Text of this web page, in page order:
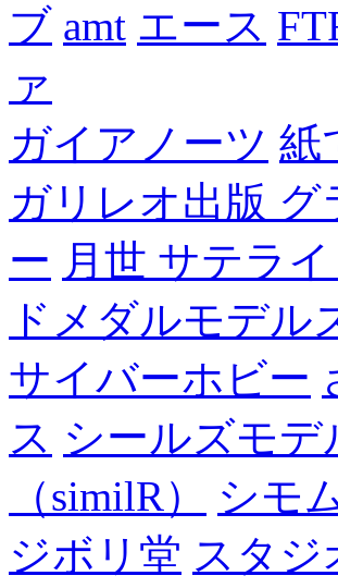
ブ amt エース
ァ
ガイアノーツ 紙
ガリレオ出版
ー 月世 サテラ
ドメダルモデル
サイバーホビー
ス シールズモデ
（similR）
シモ
ジボリ堂 スタジ